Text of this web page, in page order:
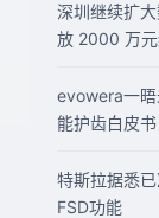
深圳继续扩
放 2000 万
evowera一晤
能护齿白皮
特斯拉据悉
FSD功能